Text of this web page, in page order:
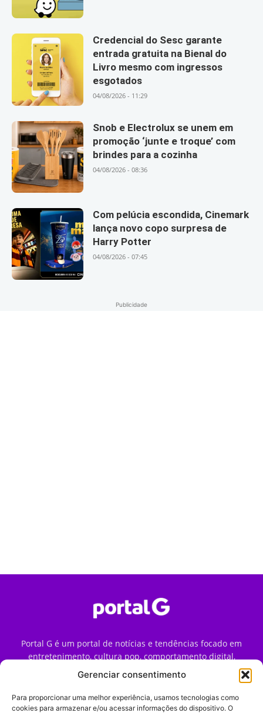
Gerenciar consentimento
Para proporcionar uma melhor experiência, usamos tecnologias como
cookies para armazenar e/ou acessar informações do dispositivo. O
Credencial do Sesc garante
entrada gratuita na Bienal do
Livro mesmo com ingressos
esgotados
04/08/2026 - 11:29
Snob e Electrolux se unem em
promoção ‘junte e troque’ com
brindes para a cozinha
04/08/2026 - 08:36
Com pelúcia escondida, Cinemark
lança novo copo surpresa de
Harry Potter
04/08/2026 - 07:45
Publicidade
Portal G é um portal de notícias e tendências focado em
entretenimento, cultura pop, comportamento digital,
streaming, games e iniciativas de marca que impactam a
forma como o público vive e consome internet no Brasil.
Contato:contato@portalg.com.br